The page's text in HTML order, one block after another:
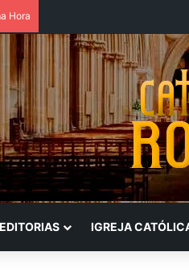
Hora
EDITORIAS IGREJA